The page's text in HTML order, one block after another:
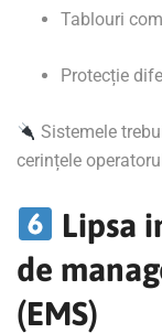
Tablouri
Protecție
Sistemele
cerințele
Lipsa
de
(EMS)